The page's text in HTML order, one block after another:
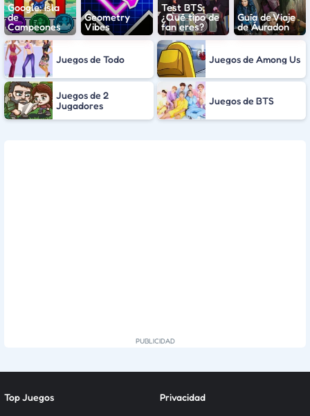
Google: Isla
de
Campeones
Geometry
Vibes
Test BTS:
¿Qué tipo de
fan eres?
Guía de Viaje
de Áuradon
Juegos de Todo Juegos de Among Us
Juegos de 2
Jugadores
Juegos de BTS
Top Juegos
Privacidad